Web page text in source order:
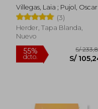
Villegas, Laia ; Pujol, Oscar
(3)
Herder, Tapa Blanda,
Nuevo